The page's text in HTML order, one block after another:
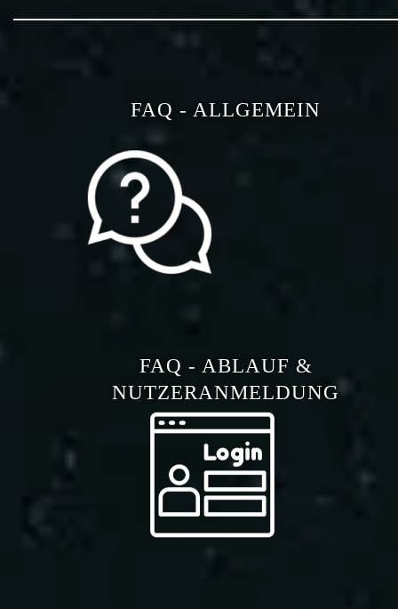
FAQ - ALLGEMEIN
FAQ - ABLAUF &
NUTZERANMELDUNG